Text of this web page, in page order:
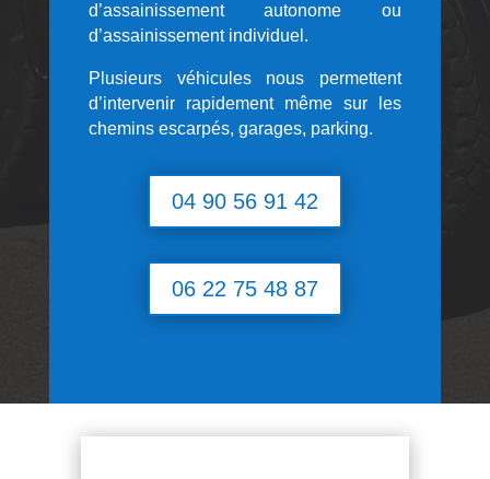
d’assainissement autonome ou
d’assainissement individuel.
Plusieurs véhicules nous permettent
d’intervenir rapidement même sur les
chemins escarpés, garages, parking.
04 90 56 91 42
06 22 75 48 87